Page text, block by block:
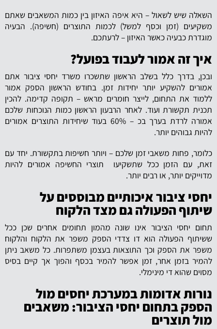
השאלה שיש לשאול – היא איפה האיזון בין כמות המשאבים שאתם
משקיעים (זמן וכסף למשל) לכמות התוצרים (חשיפה). הבעיה
מוגדרת כבעיה כאשר האיזון – לרעתכם.
איך זה אמור לעבוד בפועל?
ובכן, בדרך כלל בשלב הראשון שתשכרו משרד יחסי ציבור אתם
אמורים להשקיע יותר יחידות זמן. בחודש הראשון הספק אמור
ללמוד את התחום, לייצר חומרים מראש – תקופה קדימה. להכין
תכנית תקשורת ועוד. לאחר הרבעון הראשון כמות הנוכחות שלכם
אמורה לרדת בערך בכ – 60% בעוד שיחידות התוצרים אמורים
להיות גבוהים יותר.
כלומר, פחות משאבי זמן שלכם – ויותר חשיפות בתקשורת. יחד עם
זאת, עם הזמן ככל שתשקיעו תוצרי החשיפה אמורים להיות
מדוייקים יותר, או רבים יותר.
יחסי ציבור איכותיים מבוססים על
שיתוף הפעולה גם מצד הלקוח
תחום יחסי הציבור אינו שונה מהמון תחומים אחרים שכן ככל
ששיתוף הפעולה הוא דו צדדי הספק משפר את הלקוח והלקוח
משפר את הספק וכך התוצאות בעצמן משתפרות. כל משאב ניתן
להמיר בזמן אחר, זמן אפשר להמיר בכסף והפוך אך קיים בסיס
מסוים שהוא די מינימלי.
נורות אדומות במערכת יחסים מול
הספק בתחום יחסי הציבור: משאבים
מול תוצרים